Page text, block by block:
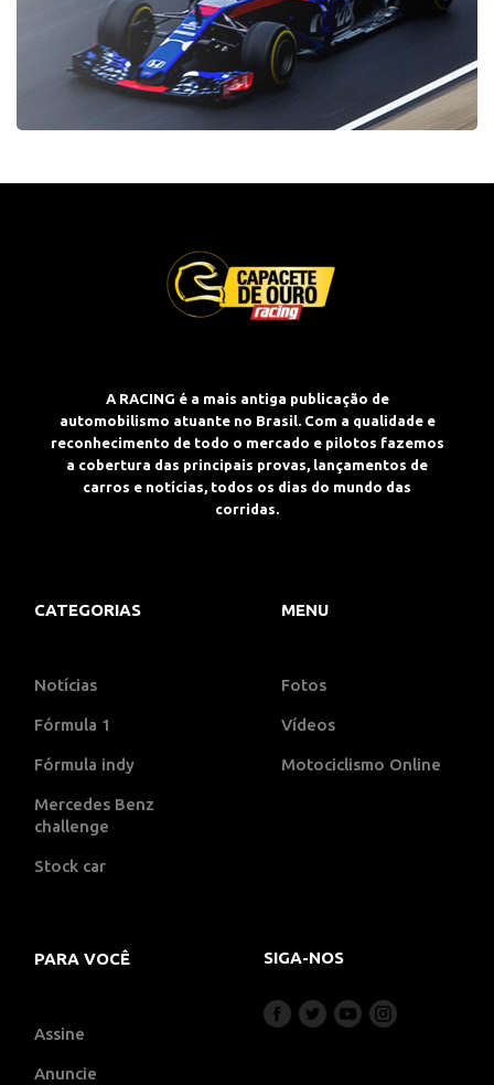
A RACING é a mais antiga publicação de
automobilismo atuante no Brasil. Com a qualidade e
reconhecimento de todo o mercado e pilotos fazemos
a cobertura das principais provas, lançamentos de
carros e notícias, todos os dias do mundo das
corridas.
CATEGORIAS
Notícias
Fórmula 1
Fórmula indy
Mercedes Benz
challenge
Stock car
MENU
Fotos
Vídeos
Motociclismo Online
PARA VOCÊ
Assine
Anuncie
SIGA-NOS